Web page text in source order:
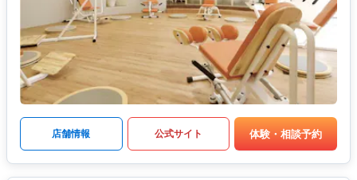
店舗情報 公式サイト 体験・相談予約